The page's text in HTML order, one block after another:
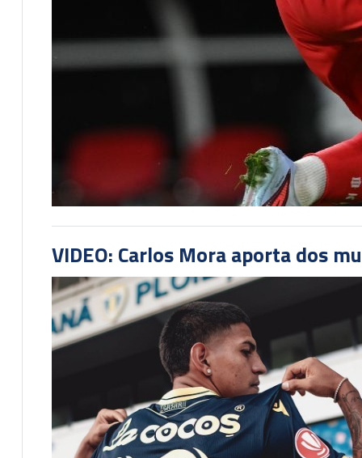
VIDEO: Carlos Mora aporta dos